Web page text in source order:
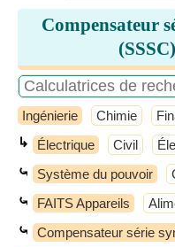
Compensateur
Ingénierie Chimie
↳ Électrique Civil
⤿ Système du pouvoir
⤿ FAITS Appareils
⤿ Compensateur série